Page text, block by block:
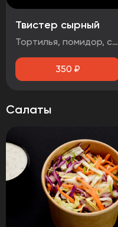
Твистер сырный
Тортилья, помидор, салат айсберг, сыр чеддер, стрипсы 2шт., соус сырный
350 ₽
Салаты